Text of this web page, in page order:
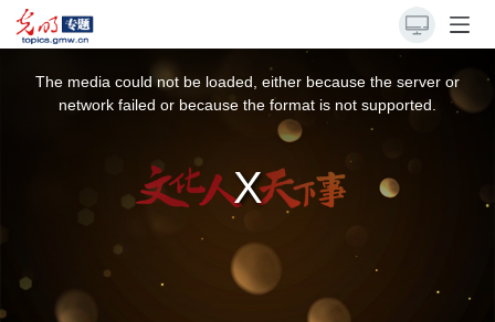
The media could not be loaded, either because the server or
network failed or because the format is not supported.